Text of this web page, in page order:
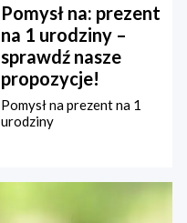
Pomysł na: prezent
na 1 urodziny –
sprawdź nasze
propozycje!
Pomysł na prezent na 1
urodziny